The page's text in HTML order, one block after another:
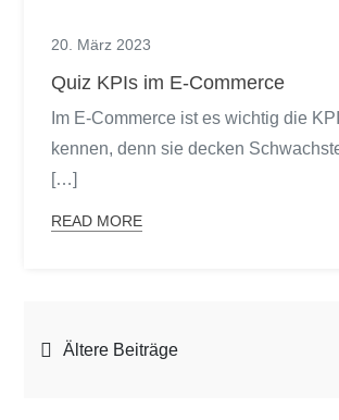
20. März 2023
Quiz KPIs im E-Commerce
Im E-Commerce ist es wichtig die
kennen, denn sie decken
[…]
READ MORE
Ältere Beiträge